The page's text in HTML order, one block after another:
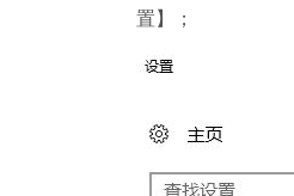
置】；